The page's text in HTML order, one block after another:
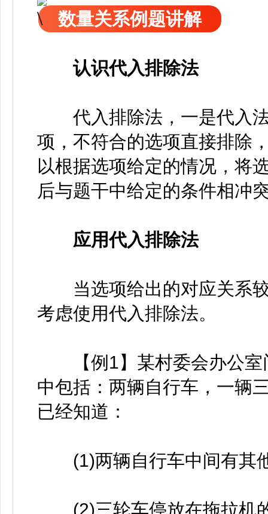
数量关系例题讲解
认识代入排除法
代入排除法，一是代入法
项，不符合的选项直接排除
以根据选项给定的情况，将
后与题干中给定的条件相冲
应用代入排除法
当选项给出的对应关系较
考虑使用代入排除法。
【例1】某村委会办公室
中包括：两辆自行车，一辆
已经知道：
(1)两辆自行车中间有其
(2)三轮车停放在拖拉机